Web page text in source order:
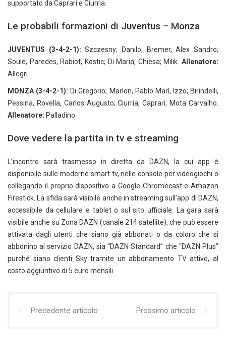
supportato da Caprari e Ciurria.
Le probabili formazioni di Juventus – Monza
JUVENTUS (3-4-2-1): Szczesny; Danilo, Bremer, Alex Sandro;
Soulé, Paredes, Rabiot, Kostic; Di Maria, Chiesa; Milik. Allenatore:
Allegri
MONZA (3-4-2-1): Di Gregorio; Marlon, Pablo Marì, Izzo; Birindelli,
Pessina, Rovella, Carlos Augusto; Ciurria, Caprari; Mota Carvalho.
Allenatore: Palladino
Dove vedere la partita in tv e streaming
L’incontro sarà trasmesso in diretta da DAZN, la cui app è
disponibile sulle moderne smart tv, nelle console per videogiochi o
collegando il proprio dispositivo a Google Chromecast e Amazon
Firestick. La sfida sarà visibile anche in streaming sull’app di DAZN,
accessibile da cellulare e tablet o sul sito ufficiale. La gara sarà
visibile anche su Zona DAZN (canale 214 satellite), che può essere
attivata dagli utenti che siano già abbonati o da coloro che si
abbonino al servizio DAZN, sia “DAZN Standard” che “DAZN Plus”
purché siano clienti Sky tramite un abbonamento TV attivo, al
costo aggiuntivo di 5 euro mensili.
Precedente articolo Prossimo articolo